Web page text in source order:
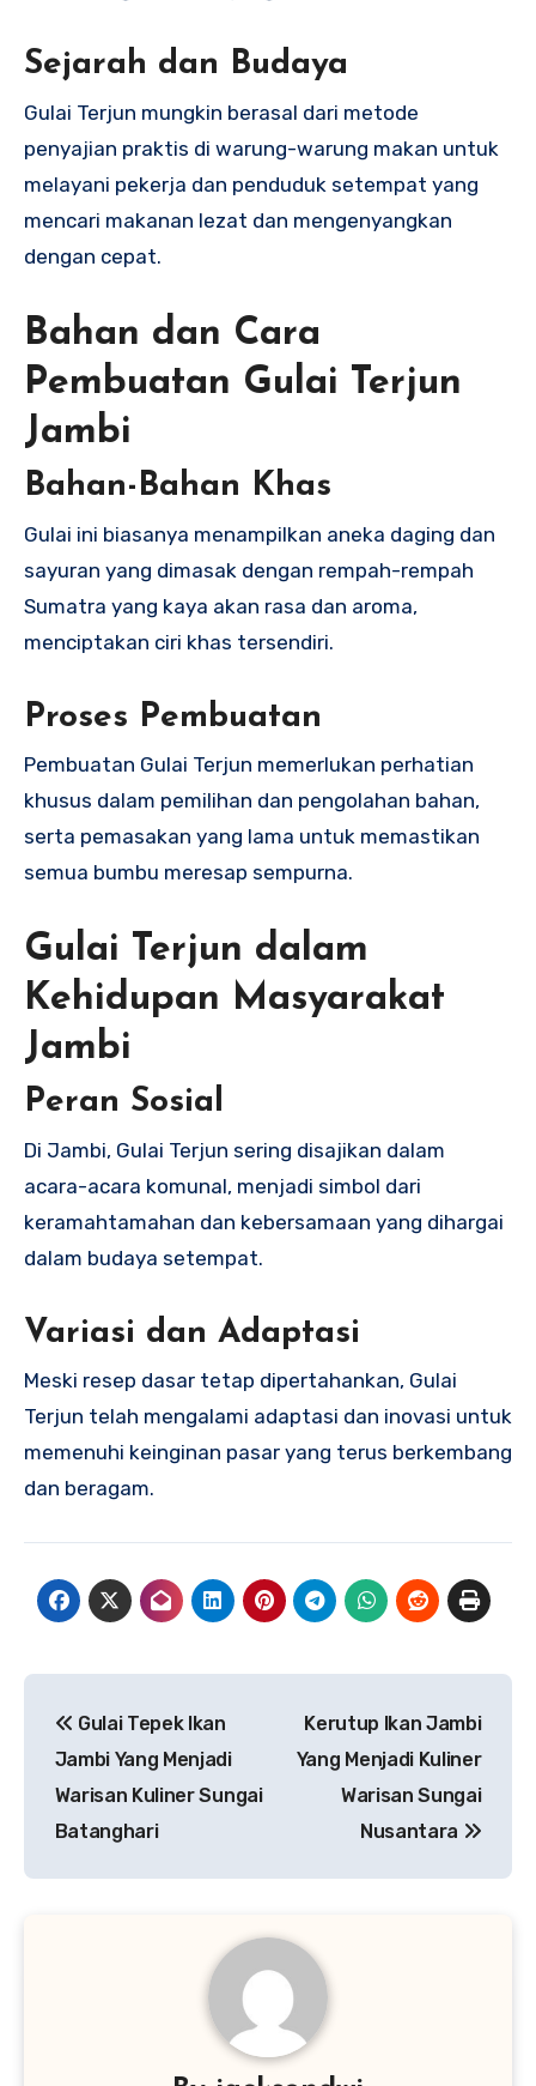
Sejarah dan Budaya
Gulai Terjun mungkin berasal dari metode
penyajian praktis di warung-warung makan untuk
melayani pekerja dan penduduk setempat yang
mencari makanan lezat dan mengenyangkan
dengan cepat.
Bahan dan Cara
Pembuatan Gulai Terjun
Jambi
Bahan-Bahan Khas
Gulai ini biasanya menampilkan aneka daging dan
sayuran yang dimasak dengan rempah-rempah
Sumatra yang kaya akan rasa dan aroma,
menciptakan ciri khas tersendiri.
Proses Pembuatan
Pembuatan Gulai Terjun memerlukan perhatian
khusus dalam pemilihan dan pengolahan bahan,
serta pemasakan yang lama untuk memastikan
semua bumbu meresap sempurna.
Gulai Terjun dalam
Kehidupan Masyarakat
Jambi
Peran Sosial
Di Jambi, Gulai Terjun sering disajikan dalam
acara-acara komunal, menjadi simbol dari
keramahtamahan dan kebersamaan yang dihargai
dalam budaya setempat.
Variasi dan Adaptasi
Meski resep dasar tetap dipertahankan, Gulai
Terjun telah mengalami adaptasi dan inovasi untuk
memenuhi keinginan pasar yang terus berkembang
dan beragam.
pos
Gulai Tepek Ikan
Jambi Yang Menjadi
Warisan Kuliner Sungai
Batanghari
Kerutup Ikan Jambi
Yang Menjadi Kuliner
Warisan Sungai
Nusantara